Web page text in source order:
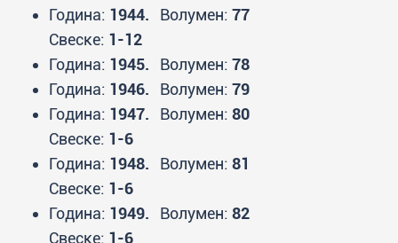
Година: 1944. Волумен: 77
Свеске: 1-12
Година: 1945. Волумен: 78
Година: 1946. Волумен: 79
Година: 1947. Волумен: 80
Свеске: 1-6
Година: 1948. Волумен: 81
Свеске: 1-6
Година: 1949. Волумен: 82
Свеске: 1-6